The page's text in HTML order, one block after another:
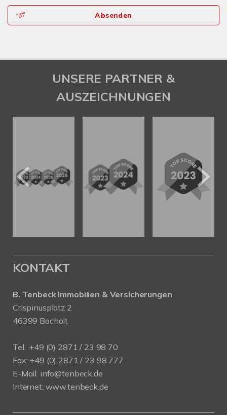
Absenden
UNSERE PARTNER &
AUSZEICHNUNGEN
KONTAKT
B. Tenbeck Immobilien & Versicherungen
Crispinusplatz 2
46399 Bocholt
Tel.: +49 (0) 2871 / 23 98 70
Fax: +49 (0) 2871 / 23 98 777
E-Mail: info@tenbeck.de
Internet: www.tenbeck.de